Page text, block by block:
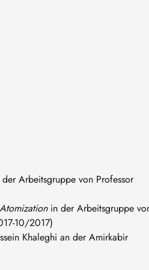
Arbeitsgruppe von Professor
in der Arbeitsgruppe
10/2017)
Khaleghi an der Amirkabir